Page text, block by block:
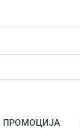
ПРОМОЦИЈА